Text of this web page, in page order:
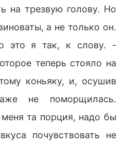
на трезвую голову. Но
а не только он.
это я так, к слову. -
теперь стояло на
коньяку, и, осушив
не поморщилась.
та порция, надо бы
почувствовать не